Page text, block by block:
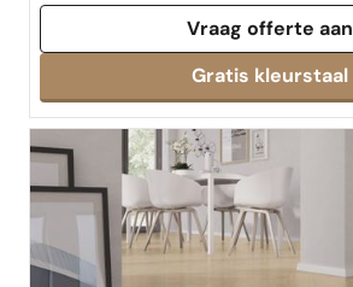
Vraag offerte aan